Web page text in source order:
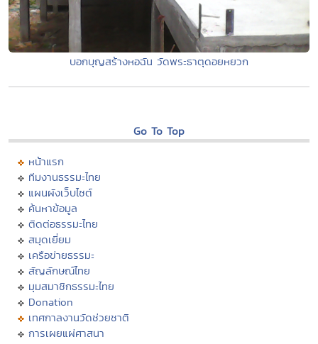
บอกบุญสร้างหอฉัน วัดพระธาตุดอยหยวก
Go To Top
หน้าแรก
ทีมงานธรรมะไทย
แผนผังเว็บไซต์
ค้นหาข้อมูล
ติดต่อธรรมะไทย
สมุดเยี่ยม
เครือข่ายธรรมะ
สัญลักษณ์ไทย
มุมสมาชิกธรรมะไทย
Donation
เทศกาลงานวัดช่วยชาติ
การเผยแผ่ศาสนา